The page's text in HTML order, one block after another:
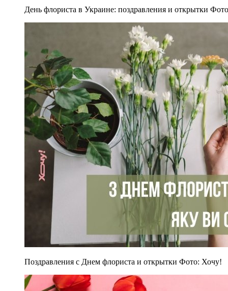
День флориста в Украине: поздравления и открытки
Поздравления с Днем флориста и открытки Фото: Хочу!